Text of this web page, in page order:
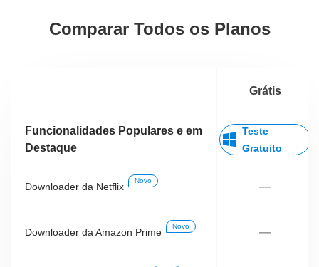
Comparar Todos os Planos
Grátis
Funcionalidades Populares e em
Destaque
Teste
Gratuito
Downloader da Netflix
Novo —
Downloader da Amazon Prime
Novo —